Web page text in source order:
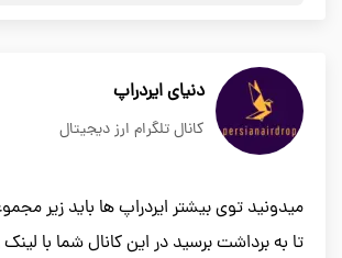
دنیای ایردراپ
کانال تلگرام ارز دیجیتال
میدونید توی بیشتر ایردراپ ها باید زیر
تا به برداشت برسید در این کانال شما با